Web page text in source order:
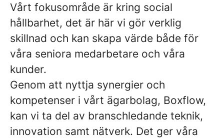
Vårt fokusområde är kring social
hållbarhet, det är här vi gör verklig
skillnad och kan skapa värde både för
våra seniora medarbetare och våra
kunder.
Genom att nyttja synergier och
kompetenser i vårt ägarbolag, Boxflow,
kan vi ta del av branschledande teknik,
innovation samt nätverk. Det ger våra